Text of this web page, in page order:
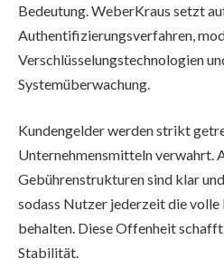
Bedeutung. WeberKraus setzt
Authentifizierungsverfahren,
Verschlüsselungstechnologien
Systemüberwachung.
Kundengelder werden strikt
Unternehmensmitteln verwahrt.
Gebührenstrukturen sind klar
sodass Nutzer jederzeit die
behalten. Diese Offenheit
Stabilität.